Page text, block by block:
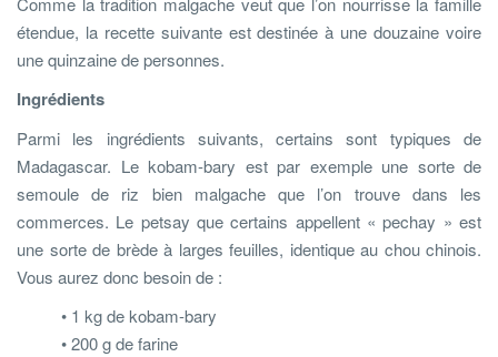
étendue, la recette suivante est destinée à une douzaine voire
une quinzaine de personnes.
Ingrédients
Parmi les ingrédients suivants, certains sont typiques de
Madagascar. Le kobam-bary est par exemple une sorte de
semoule de riz bien malgache que l’on trouve dans les
commerces. Le petsay que certains appellent « pechay » est
une sorte de brède à larges feuilles, identique au chou chinois.
Vous aurez donc besoin de :
• 1 kg de kobam-bary
• 200 g de farine